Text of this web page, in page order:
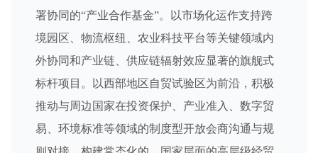
署协同的“产业合作基金”。以市场化运作支持跨
境园区、物流枢纽、农业科技平台等关键领域内
外协同和产业链、供应链辐射效应显著的旗舰式
标杆项目。以西部地区自贸试验区为前沿，积极
推动与周边国家在投资保护、产业准入、数字贸
易、环境标准等领域的制度型开放会商沟通与规